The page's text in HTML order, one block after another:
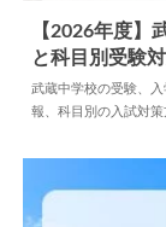
中学情報
【2026年度】
と科目別受験
武蔵中学校の受験、
報、科目別の入試対